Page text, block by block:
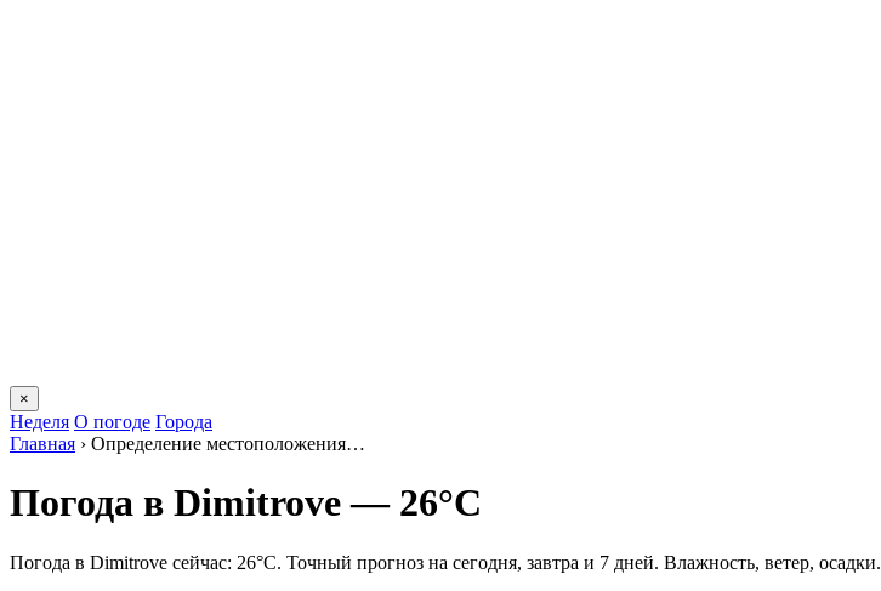
×
Неделя О погоде Города
Главная › Определение местоположения…
Погода в Dimitrovе — 26°C
Погода в Dimitrovе сейчас: 26°C. Точный прогноз на сегодня, завтра и 7 дней. Влажность, ветер, осадки.